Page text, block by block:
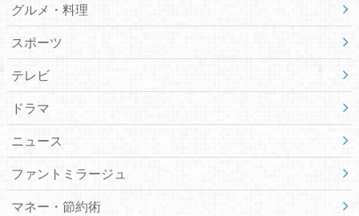
グルメ・料理
スポーツ
テレビ
ドラマ
ニュース
ファントミラージュ
マネー・節約術